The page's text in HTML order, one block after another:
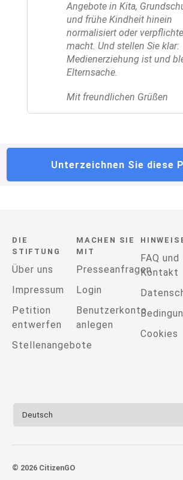
Angebote in Kita,
und frühe Kindheit hinein
normalisiert oder
macht. Und stellen Sie klar:
Medienerziehung ist und
Elternsache.
Mit freundlichen Grüßen
Unterzeichnen Sie diese
DIE
STIFTUNG
Über uns
Impressum
Petition
entwerfen
Stellenangebote
MACHEN SIE
MIT
Presseanfragen
Login
Benutzerkonto
anlegen
FAQ und
Kontakt
Cookies
© 2026 CitizenGO